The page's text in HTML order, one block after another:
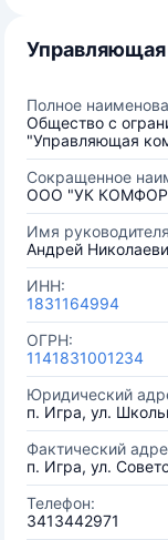
Полное
Общество с
"Управляющая
Сокращенное
ООО "УК
Имя
Андрей
ИНН:
1831164994
ОГРН:
1141831001234
Юридический
п. Игра, ул.
Фактический
п. Игра, ул.
Телефон:
3413442971